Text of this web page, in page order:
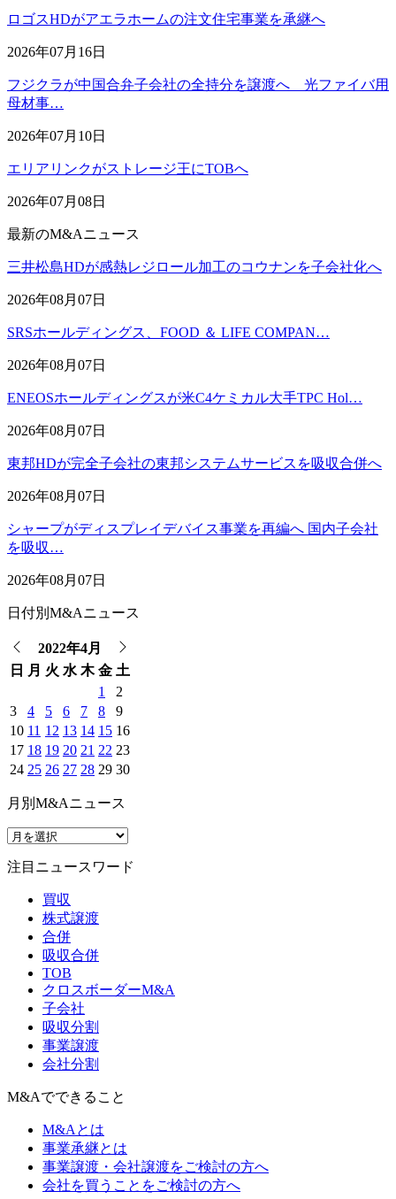
ロゴスHDがアエラホームの注文住宅事業を承継へ
2026年07月16日
フジクラが中国合弁子会社の全持分を譲渡へ 光ファイバ用
母材事…
2026年07月10日
エリアリンクがストレージ王にTOBへ
2026年07月08日
最新のM&Aニュース
三井松島HDが感熱レジロール加工のコウナンを子会社化へ
2026年08月07日
SRSホールディングス、FOOD ＆ LIFE COMPAN…
2026年08月07日
ENEOSホールディングスが米C4ケミカル大手TPC Hol…
2026年08月07日
東邦HDが完全子会社の東邦システムサービスを吸収合併へ
2026年08月07日
シャープがディスプレイデバイス事業を再編へ 国内子会社
を吸収…
2026年08月07日
日付別M&Aニュース
2022年4月
日
月 火 水 木 金 土
1
2
3
4 5 6 7 8
9
10 11 12 13 14 15 16
17 18 19 20 21 22 23
24 25 26 27 28 29 30
月別M&Aニュース
注目ニュースワード
買収
株式譲渡
合併
吸収合併
TOB
クロスボーダーM&A
子会社
吸収分割
事業譲渡
会社分割
M&Aでできること
M&Aとは
事業承継とは
事業譲渡・会社譲渡をご検討の方へ
会社を買うことをご検討の方へ